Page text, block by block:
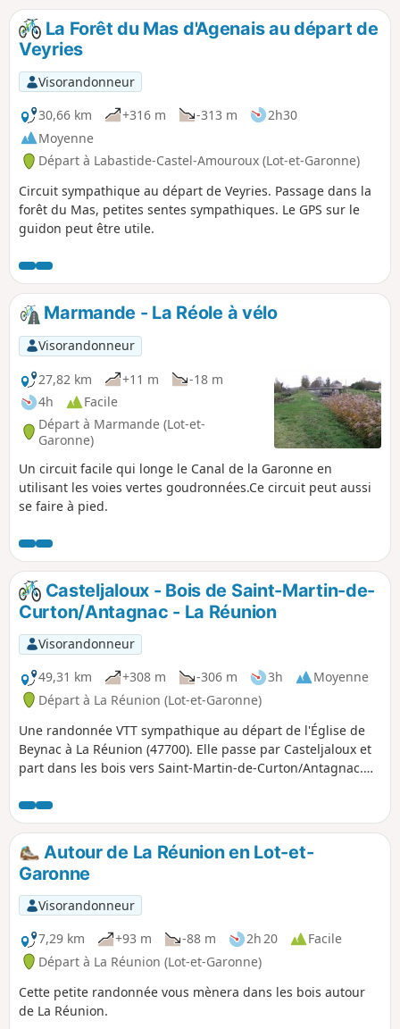
La Forêt du Mas d'Agenais au départ de
Veyries
Visorandonneur
30,66 km
+316 m -313 m
2h30
Moyenne
Départ à Labastide-Castel-Amouroux (Lot-et-Garonne)
Circuit sympathique au départ de Veyries. Passage dans la
forêt du Mas, petites sentes sympathiques. Le GPS sur le
guidon peut être utile.
Marmande - La Réole à vélo
Visorandonneur
27,82 km
+11 m
-18 m
4h
Facile
Départ à Marmande (Lot-et-
Garonne)
Un circuit facile qui longe le Canal de la Garonne en
utilisant les voies vertes goudronnées.Ce circuit peut aussi
se faire à pied.
Casteljaloux - Bois de Saint-Martin-de-
Curton/Antagnac - La Réunion
Visorandonneur
49,31 km
+308 m -306 m 3h
Moyenne
Départ à La Réunion (Lot-et-Garonne)
Une randonnée VTT sympathique au départ de l'Église de
Beynac à La Réunion (47700). Elle passe par Casteljaloux et
part dans les bois vers Saint-Martin-de-Curton/Antagnac.
par tout temps.
Autour de La Réunion en Lot-et-
Garonne
Visorandonneur
7,29 km
+93 m -88 m 2h 20
Facile
Départ à La Réunion (Lot-et-Garonne)
Cette petite randonnée vous mènera dans les bois autour
de La Réunion.